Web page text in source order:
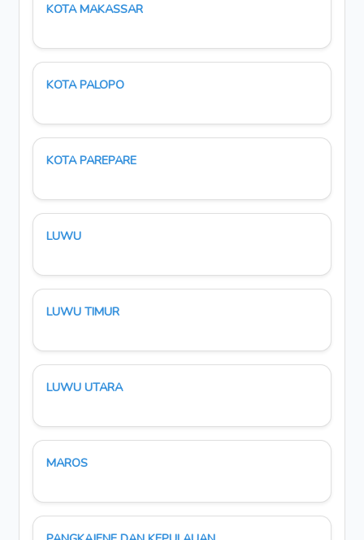
KOTA MAKASSAR
KOTA PALOPO
KOTA PAREPARE
LUWU
LUWU TIMUR
LUWU UTARA
MAROS